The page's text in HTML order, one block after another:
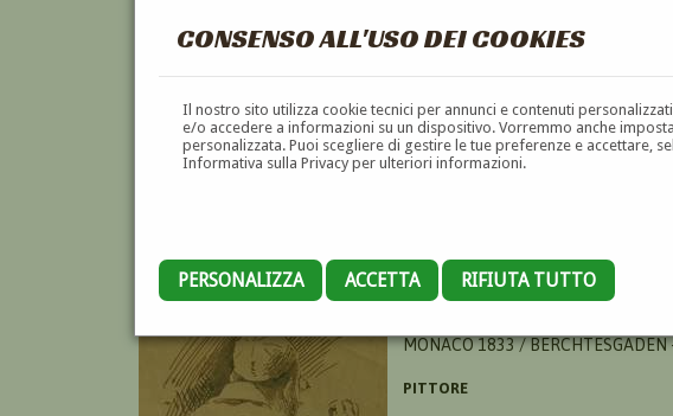
CONSENSO ALL'USO DEI COOKIES
Il nostro sito utilizza cookie tecnici per annunci e contenuti
e/o accedere a informazioni su un dispositivo. Vorremmo anche
personalizzata. Puoi scegliere di gestire le tue preferenze e accettare,
Informativa sulla Privacy per ulteriori informazioni.
PERSONALIZZA ACCETTA RIFIUTA TUTTO
ADALBERT WAAGEN
MONACO 1833 /
PITTORE